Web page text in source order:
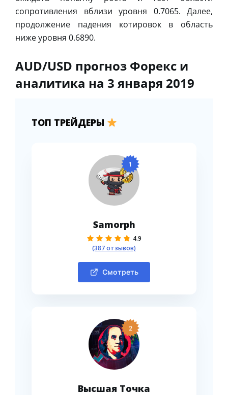
сопротивления вблизи уровня 0.7065. Далее,
продолжение падения котировок в область
ниже уровня 0.6890.
AUD/USD прогноз Форекс и
аналитика на 3 января 2019
ТОП ТРЕЙДЕРЫ
1
Samorph
4.9
(387 отзывов)
Смотреть
2
Высшая Точка